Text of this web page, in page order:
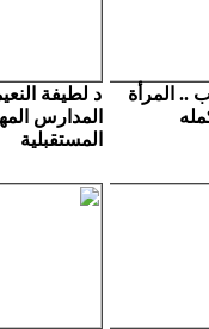
.. المرأة
د لطيفة
المدارس
المستقبلية